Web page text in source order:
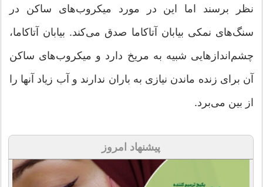
نظر برسند اما این در مورد میکروب‌های ساکن در
سنگ‌های نمکی بیابان آتاکاما صدق می‌کند. بیابان آتاکاما،
چشم‌اندازهایی شبیه به مریخ دارد و میکروب‌های ساکن
آن برای زنده ماندن نیازی به باران ندارند و آب زیاد آنها را
از بین می‌برد.
پیشنهاد امروز